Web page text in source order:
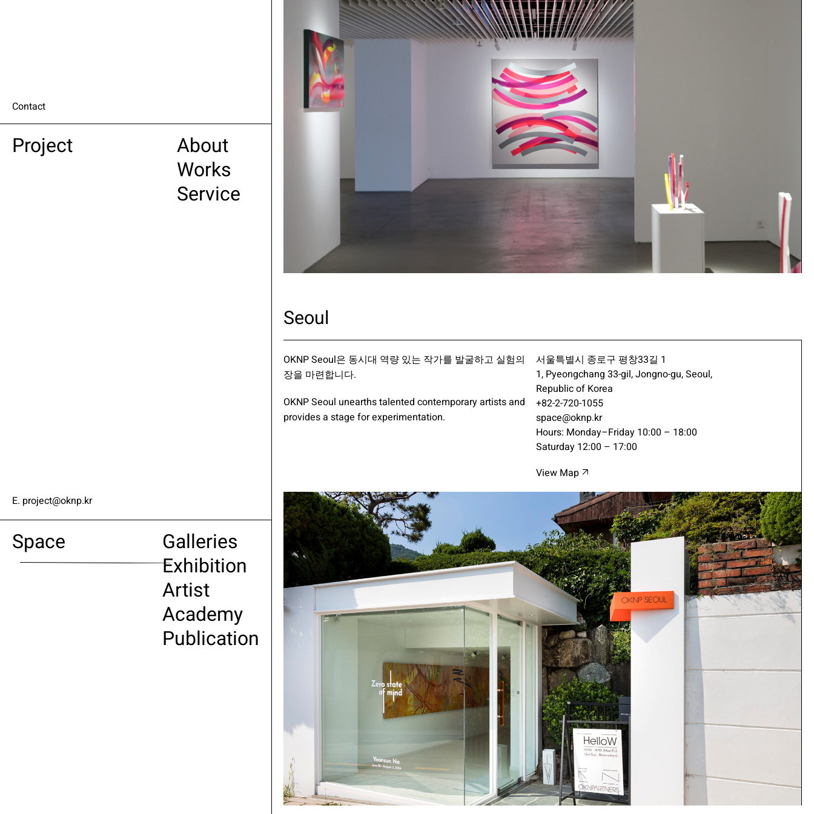
Contact
Project
About
Works
Service
E. project@oknp.kr
Space
Galleries
Exhibition
Artist
Academy
Publication
Seoul
OKNP Seoul은 동시대 역량 있는 작가를 발굴하고 실험의
장을 마련합니다.
OKNP Seoul unearths talented contemporary artists and
provides a stage for experimentation.
서울특별시 종로구 평창33길 1
1, Pyeongchang 33-gil, Jongno-gu, Seoul,
Republic of Korea
+82-2-720-1055
space@oknp.kr
Hours: Monday–Friday 10:00 – 18:00
Saturday 12:00 – 17:00
View Map